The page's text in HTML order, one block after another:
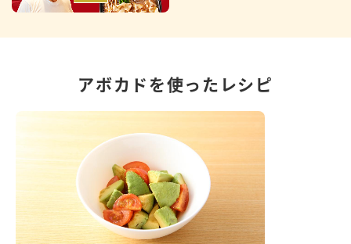
アボカドを使ったレシピ